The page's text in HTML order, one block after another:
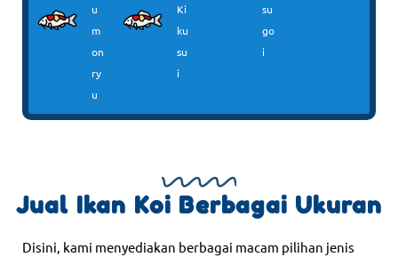
u
m
on
ry
u
Ki
ku
su
i
su
go
i
Jual Ikan Koi Berbagai Ukuran
Disini, kami menyediakan berbagai macam pilihan jenis